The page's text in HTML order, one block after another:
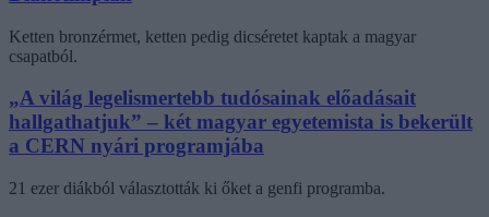
Ketten bronzérmet, ketten pedig dicséretet kaptak a magyar
csapatból.
„A világ legelismertebb tudósainak előadásait
hallgathatjuk” – két magyar egyetemista is bekerült
a CERN nyári programjába
21 ezer diákból választották ki őket a genfi programba.